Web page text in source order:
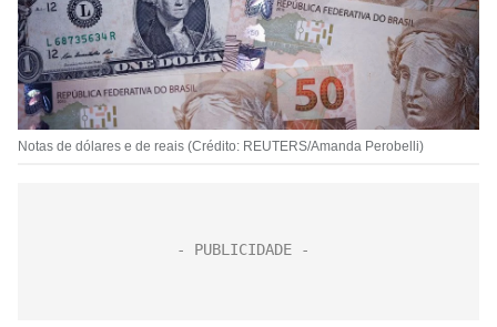
Notas de dólares e de reais (Crédito: REUTERS/Amanda Perobelli)